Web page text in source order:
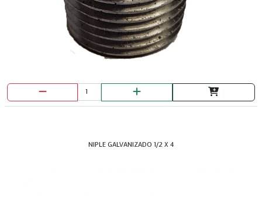
NIPLE GALVANIZADO 1/2 X 4